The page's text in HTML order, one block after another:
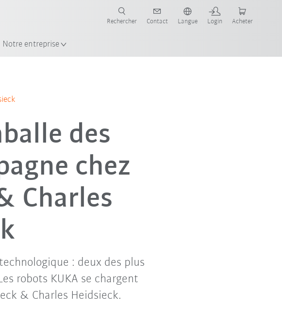
Notre entreprise
Rechercher Contact Langue Login Acheter
des
chez
Charles
: deux des plus
robots KUKA se chargent
& Charles Heidsieck.